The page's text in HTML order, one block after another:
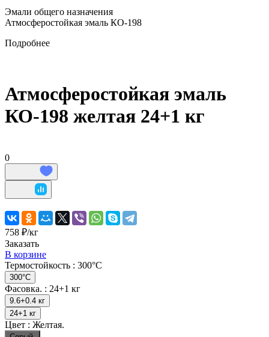
Эмали общего назначения
Атмосферостойкая эмаль КО-198
Подробнее
Атмосферостойкая эмаль
КО-198 желтая 24+1 кг
0
758 ₽/кг
Заказать
В корзине
Термостойкость : 300°C
300°C
Фасовка. : 24+1 кг
9.6+0.4 кг
24+1 кг
Цвет : Желтая.